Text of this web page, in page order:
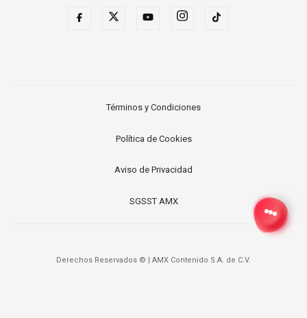
Términos y Condiciones
Política de Cookies
Aviso de Privacidad
SGSST AMX
Derechos Reservados © AMX Contenido S.A. de C.V.